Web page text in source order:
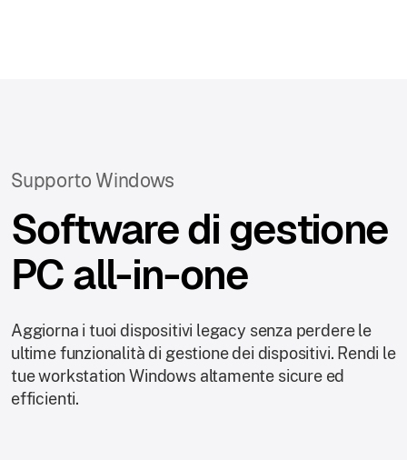
Supporto Windows
Software di gestione
PC all-in-one
Aggiorna i tuoi dispositivi legacy senza perdere le
ultime funzionalità di gestione dei dispositivi. Rendi le
tue workstation Windows altamente sicure ed
efficienti.